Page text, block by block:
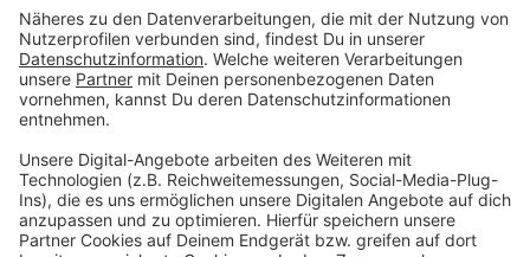
aufzubauen, die für das gesamte Unternehmen –
inklusive STERN – tätig ist. Seine Laudatorin wird
Manka Heise sein.
Die Verleihung der "DJV-Presse-Enten" findet im
Anzeige